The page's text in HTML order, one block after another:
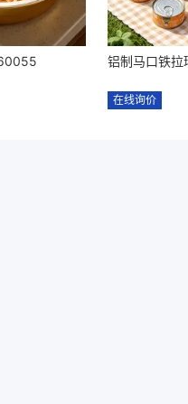
铝制马口铁拉
在线询价